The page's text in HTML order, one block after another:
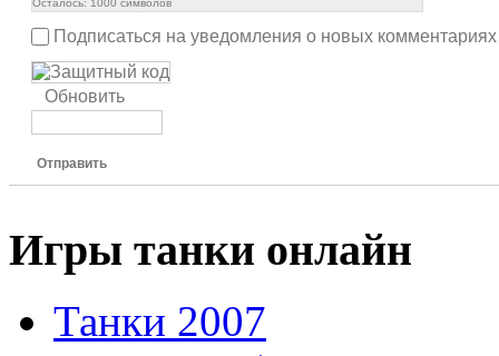
Осталось: 1000 символов
Подписаться на уведомления о новых комментариях
Обновить
Отправить
Игры танки онлайн
Танки 2007